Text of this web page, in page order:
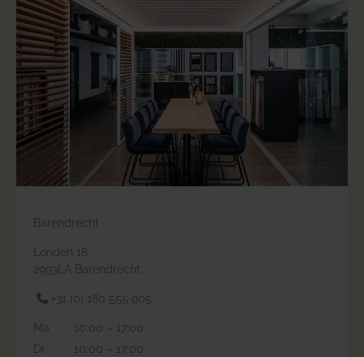
Barendrecht
Londen 18
2993LA Barendrecht
+31 (0) 180 555 905
Ma
10:00 – 17:00
Di
10:00 – 17:00